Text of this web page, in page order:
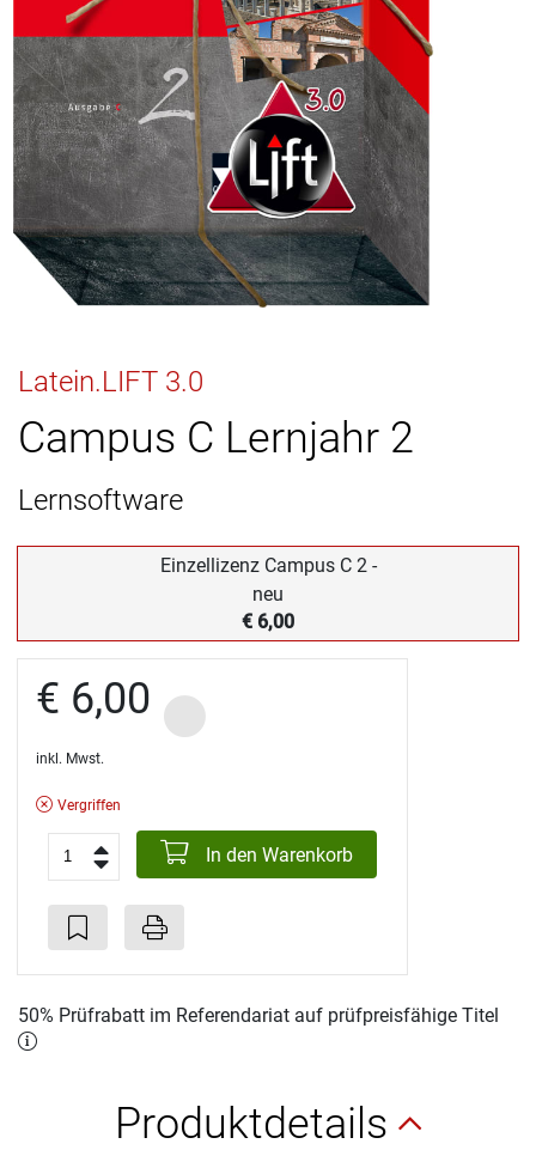
Latein.LIFT 3.0
Campus C Lernjahr 2
Lernsoftware
Einzellizenz Campus C 2 -
neu
€ 6,00
€ 6,00
inkl. Mwst.
Vergriffen
In den Warenkorb
50% Prüfrabatt im Referendariat auf prüfpreisfähige Titel
Produktdetails